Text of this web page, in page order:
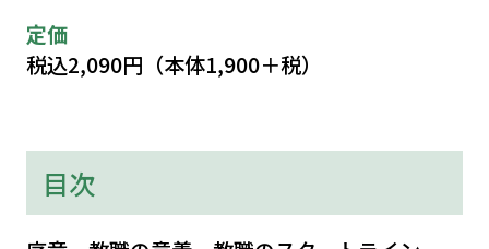
定価
税込2,090円（本体1,900＋税）
目次